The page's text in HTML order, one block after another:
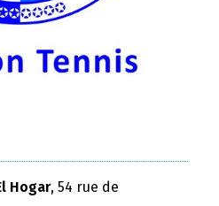
Hogar, 54 rue de